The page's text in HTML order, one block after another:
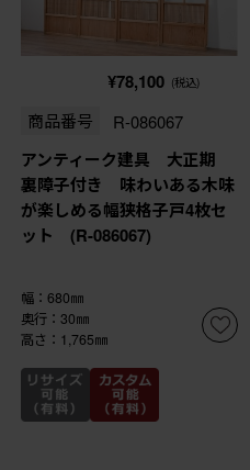
¥78,100 (税込)
商品番号 R-086067
アンティーク建具 大正期
裏障子付き 味わいある木味
が楽しめる幅狭格子戸4枚セ
ット (R-086067)
幅：680㎜
奥行：30㎜
高さ：1,765㎜